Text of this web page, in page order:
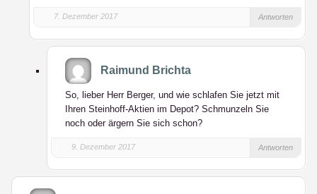
7. Dezember 2017 Antworten
Raimund Brichta
So, lieber Herr Berger, und wie schlafen Sie jetzt mit
Ihren Steinhoff-Aktien im Depot? Schmunzeln Sie
noch oder ärgern Sie sich schon?
9. Dezember 2017 Antworten